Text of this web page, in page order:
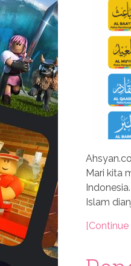
Mari kita
Islam
[Continue